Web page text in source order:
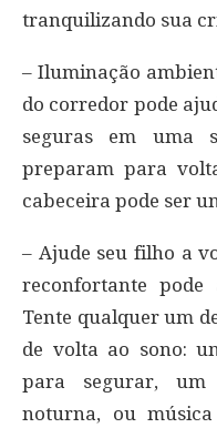
tranquilizando sua
– Iluminação
do corredor pode
seguras em uma
preparam para
cabeceira pode ser
– Ajude seu filho a
reconfortante
Tente qualquer um
de volta ao sono:
para segurar, um
noturna, ou